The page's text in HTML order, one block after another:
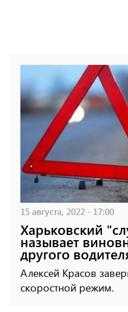
15 августа, 2022 - 17:00
Харьковский
называет
другого
Алексей Красов
скоростной режим.